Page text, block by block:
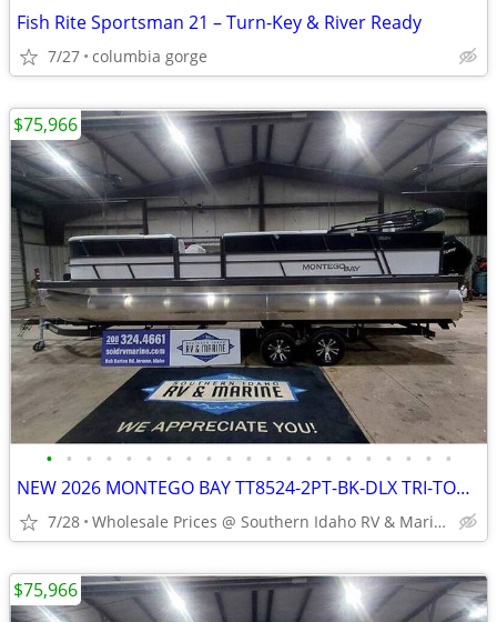
Fish Rite Sportsman 21 – Turn-Key & River Ready
7/27 columbia gorge
• • • • • • • • • • • • • • • • • • • • •
NEW 2026 MONTEGO BAY TT8524-2PT-BK-DLX TRI-TOON
7/28 Wholesale Prices @ Southern Idaho RV & Marine
$75,966
$75,966